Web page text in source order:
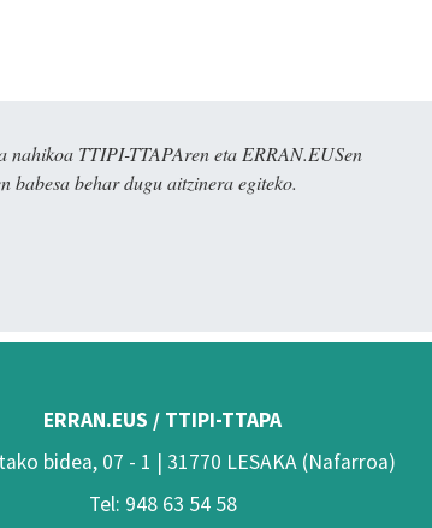
nahikoa TTIPI-TTAPAren eta ERRAN.EUSen
babesa behar dugu aitzinera egiteko.
ERRAN.EUS / TTIPI-TTAPA
bidea, 07 - 1 | 31770 LESAKA (Nafarroa)
Tel: 948 63 54 58